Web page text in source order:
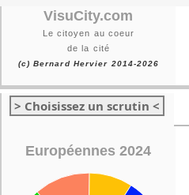
VisuCity.com
Le citoyen au coeur
de la cité
(c) Bernard Hervier 2014-2026
> Choisissez un scrutin <
Européennes 2024